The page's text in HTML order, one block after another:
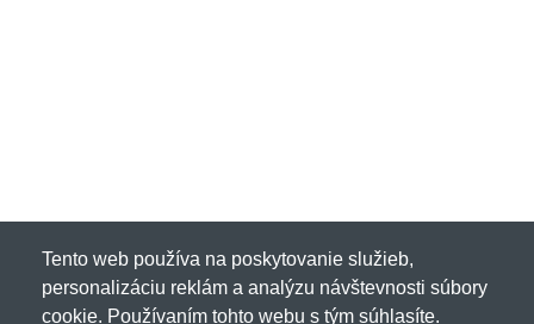
Tento web používa na poskytovanie služieb,
personalizáciu reklám a analýzu návštevnosti súbory
cookie. Používaním tohto webu s tým súhlasíte.